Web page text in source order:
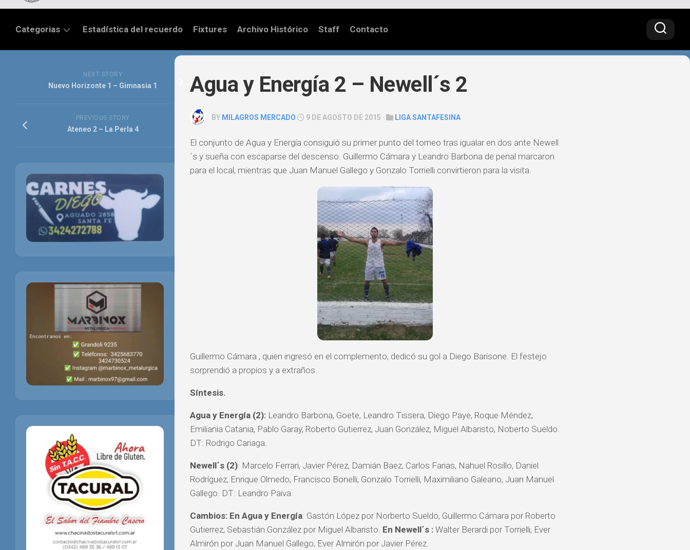
Categorias
TORNEO
PRIMERA
FÚTBOL
INTERNACIONAL
Estadística del recuerdo Fixtures Archivo Histórico Staff Contacto
Agua y Energía 2 – Newell´s 2
BY MILAGROS MERCADO 9 DE AGOSTO DE 2015 · LIGA SANTAFESINA
El conjunto de Agua y Energía consiguió su primer punto del torneo tras igualar en dos ante Newell
´s y sueña con escaparse del descenso. Guillermo Cámara y Leandro Barbona de penal marcaron
para el local, mientras que Juan Manuel Gallego y Gonzalo Torrielli convirtieron para la visita.
Guillermo Cámara , quien ingresó en el complemento, dedicó su gol a Diego Barisone. El festejo
sorprendió a propios y a extraños.
Síntesis.
Agua y Energía (2): Leandro Barbona, Goete, Leandro Tissera, Diego Paye, Roque Méndez,
Emiliania Catania, Pablo Garay, Roberto Gutierrez, Juan González, Miguel Albaristo, Noberto Sueldo.
DT: Rodrigo Cariaga.
Newell´s (2): Marcelo Ferrari, Javier Pérez, Damián Baez, Carlos Farias, Nahuel Rosillo, Daniel
Rodríguez, Enrique Olmedo, Francisco Bonelli, Gonzalo Torrielli, Maximiliano Galeano, Juan Manuel
Gallego. DT: Leandro Paiva.
Cambios: En Agua y Energía: Gastón López por Norberto Sueldo, Guillermo Cámara por Roberto
Gutierrez, Sebastián González por Miguel Albaristo. En Newell´s : Walter Berardi por Torrielli, Ever
Almirón por Juan Manuel Gallego, Ever Almirón por Javier Pérez.
NEXT STORY
Nuevo Horizonte 1 – Gimnasia 1
PREVIOUS STORY
Ateneo 2 – La Perla 4